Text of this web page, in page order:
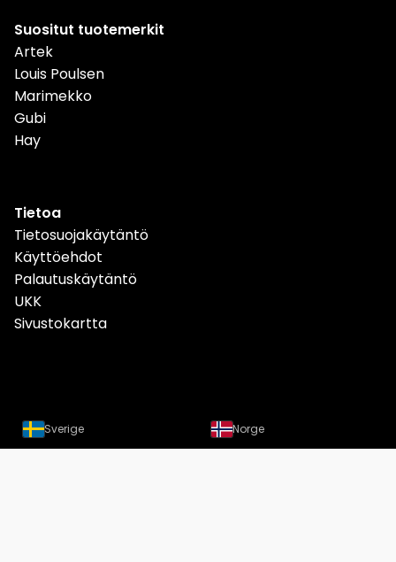
Suositut tuotemerkit
Artek
Louis Poulsen
Marimekko
Gubi
Hay
Tietoa
Tietosuojakäytäntö
Käyttöehdot
Palautuskäytäntö
UKK
Sivustokartta
Sverige Norge